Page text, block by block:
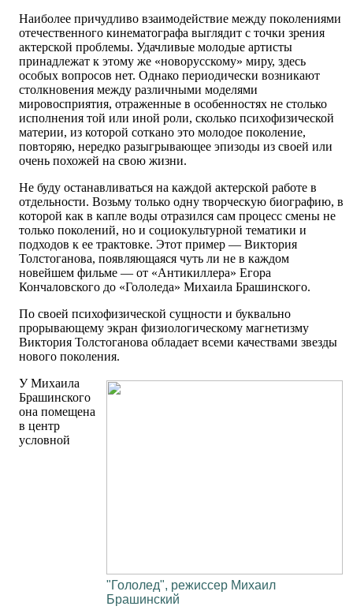
Наиболее причудливо взаимодействие между поколениями
отечественного кинематографа выглядит с точки зрения
актерской проблемы. Удачливые молодые артисты
принадлежат к этому же «новорусскому» миру, здесь
особых вопросов нет. Однако периодически возникают
столкновения между различными моделями
мировосприятия, отраженные в особенностях не столько
исполнения той или иной роли, сколько психофизической
материи, из которой соткано это молодое поколение,
повторяю, нередко разыгрывающее эпизоды из своей или
очень похожей на свою жизни.
Не буду останавливаться на каждой актерской работе в
отдельности. Возьму только одну творческую биографию, в
которой как в капле воды отразился сам процесс смены не
только поколений, но и социокультурной тематики и
подходов к ее трактовке. Этот пример — Виктория
Толстоганова, появляющаяся чуть ли не в каждом
новейшем фильме — от «Антикиллера» Егора
Кончаловского до «Гололеда» Михаила Брашинского.
По своей психофизической сущности и буквально
прорывающему экран физиологическому магнетизму
Виктория Толстоганова обладает всеми качествами звезды
нового поколения.
"Гололед", режиссер Михаил
Брашинский
У Михаила
Брашинского
она помещена
в центр
условной